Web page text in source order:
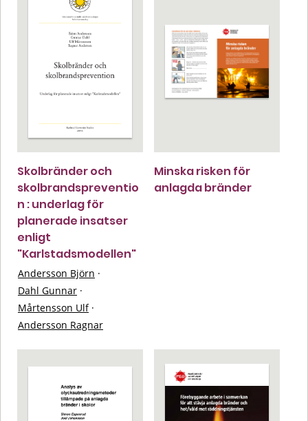
Skolbränder och
skolbrandspreventio
n : underlag för
planerade insatser
enligt
"Karlstadsmodellen"
Andersson Björn ·
Dahl Gunnar ·
Mårtensson Ulf ·
Andersson Ragnar
Minska risken för
anlagda bränder